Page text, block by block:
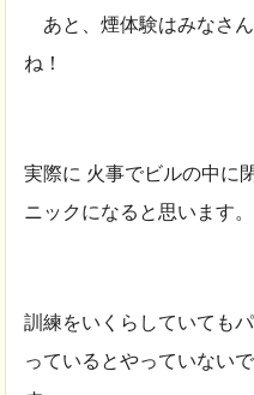
あと、煙体験はみなさ
ね！
実際に 火事でビルの中に
ニックになると思います。
訓練をいくらしていても
っているとやっていない